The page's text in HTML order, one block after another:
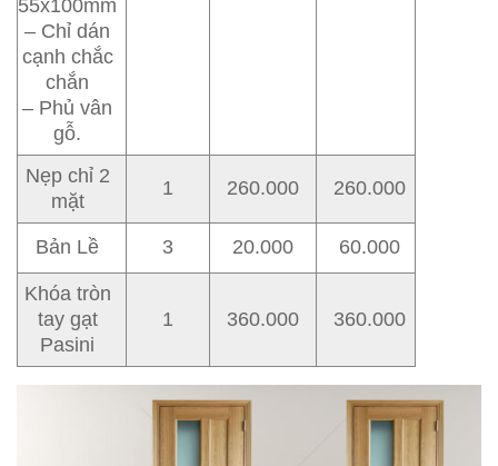
55x100mm
– Chỉ dán
cạnh chắc
chắn
– Phủ vân
gỗ.
Nẹp chỉ 2
mặt
1 260.000 260.000
Bản Lề 3 20.000 60.000
Khóa tròn
tay gạt
Pasini
1 360.000 360.000